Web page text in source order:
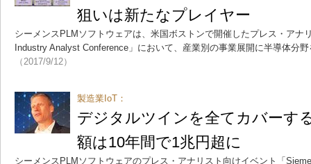
狙いは新たなプレイヤー
シーメンスPLMソフトウェアは、米国ボストンで開催したプレス・アナ
Industry Analyst Conference」において、産業別の事業展開に半導体分
（2017/9/12）
製造業IoT：
デジタルツインを全てカバーす
額は10年間で1兆円超に
シーメンスPLMソフトウェアのプレス・アナリスト向けイベント「